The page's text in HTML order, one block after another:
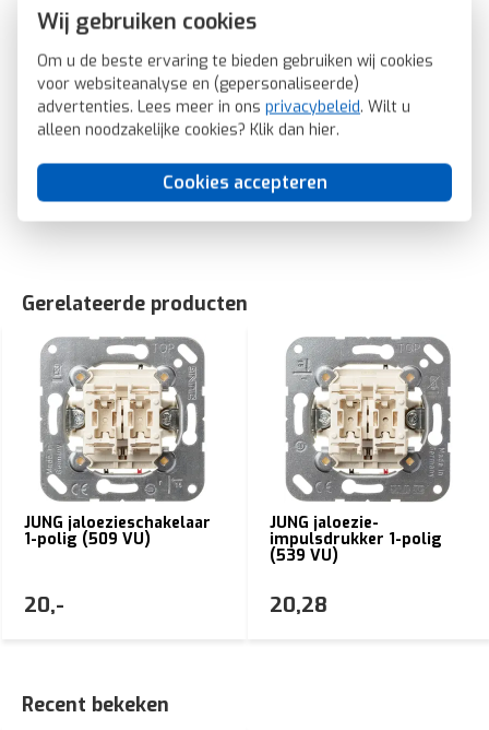
Wij gebruiken cookies
Om u de beste ervaring te bieden gebruiken wij cookies
voor websiteanalyse en (gepersonaliseerde)
advertenties. Lees meer in ons privacybeleid. Wilt u
alleen noodzakelijke cookies? Klik dan hier.
Cookies accepteren
Geschikt voor bussysteem-toetsaansluiting: Ja
Aftastsymbool / barrièrevrij: Nee
Antibacteriële behandeling: Nee
A595BFPWW
JUNG wip 2-voudig met pijlsymbolen tbv jaloezieschakelaar A-
SKU: JUNG A 595 BF P WW
EAN: 4011377103474
Gerelateerde producten
JUNG jaloezieschakelaar
1-polig (509 VU)
20,-
JUNG jaloezie-
impulsdrukker 1-polig
(539 VU)
20,28
Recent bekeken